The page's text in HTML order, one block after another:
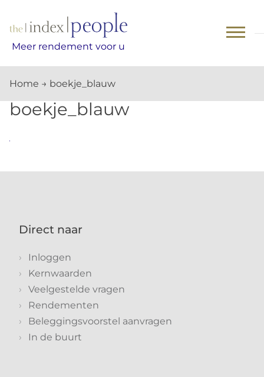
Meer rendement voor u
Home → boekje_blauw
boekje_blauw
Direct naar
Inloggen
Kernwaarden
Veelgestelde vragen
Rendementen
Beleggingsvoorstel aanvragen
In de buurt